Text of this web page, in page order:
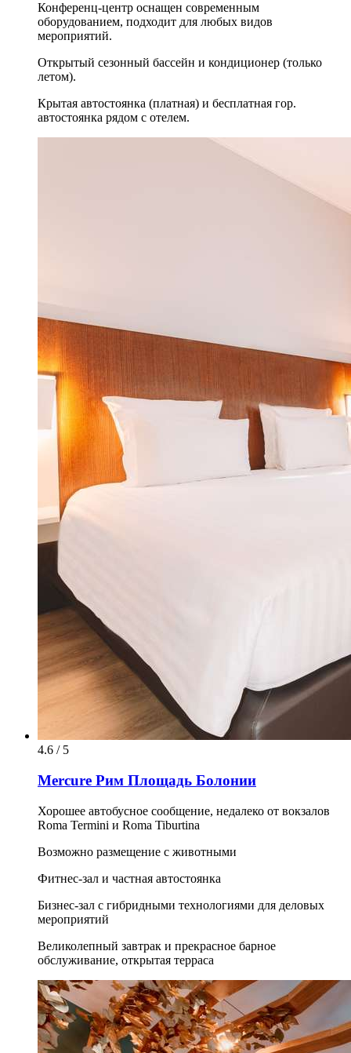
Конференц-центр оснащен современным
оборудованием, подходит для любых видов
мероприятий.
Открытый сезонный бассейн и кондиционер (только
летом).
Крытая автостоянка (платная) и бесплатная гор.
автостоянка рядом с отелем.
4.6 / 5
Mercure Рим Площадь Болонии
Хорошее автобусное сообщение, недалеко от вокзалов
Roma Termini и Roma Tiburtina
Возможно размещение с животными
Фитнес-зал и частная автостоянка
Бизнес-зал с гибридными технологиями для деловых
мероприятий
Великолепный завтрак и прекрасное барное
обслуживание, открытая терраса